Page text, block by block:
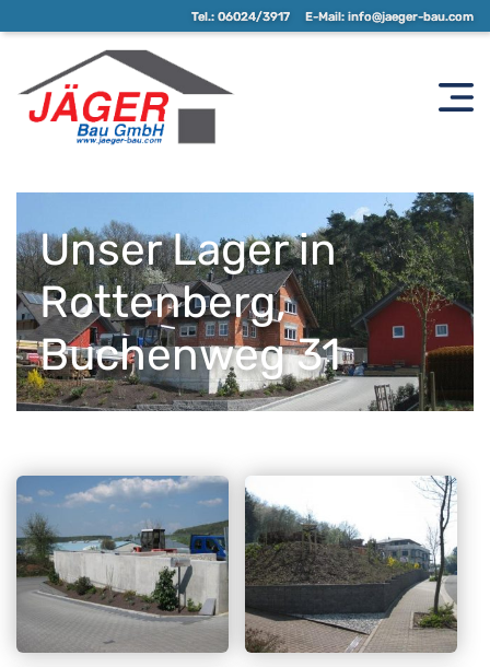
Tel.: 06024/3917 E-Mail: info@jaeger-bau.com
Unser Lager in
Rottenberg,
Buchenweg 31